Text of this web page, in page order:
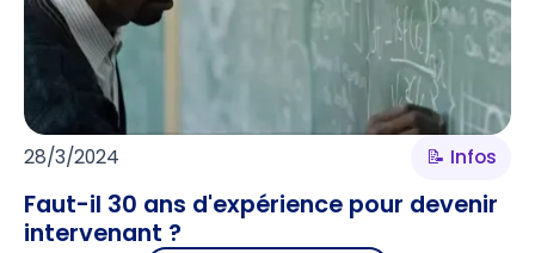
28/3/2024 📝 Infos
Faut-il 30 ans d'expérience pour devenir
intervenant ?